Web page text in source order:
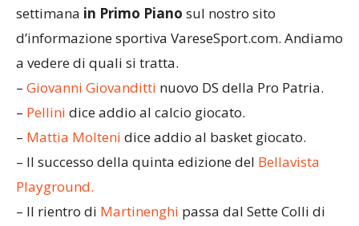
settimana in Primo Piano sul nostro sito
d’informazione sportiva VareseSport.com. Andiamo
a vedere di quali si tratta.
– Giovanni Giovanditti nuovo DS della Pro Patria.
– Pellini dice addio al calcio giocato.
– Mattia Molteni dice addio al basket giocato.
– Il successo della quinta edizione del Bellavista
Playground.
– Il rientro di Martinenghi passa dal Sette Colli di